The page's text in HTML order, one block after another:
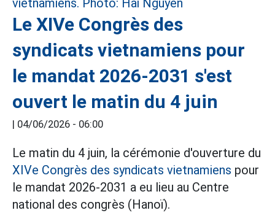
Le XIVe Congrès des
syndicats vietnamiens pour
le mandat 2026-2031 s'est
ouvert le matin du 4 juin
04/06/2026 - 06:00
Le matin du 4 juin, la cérémonie d'ouverture du
XIVe Congrès des syndicats vietnamiens pour
le mandat 2026-2031 a eu lieu au Centre
national des congrès (Hanoï).